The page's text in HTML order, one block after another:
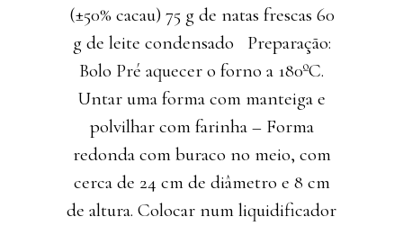
(±50% cacau) 75 g de natas frescas 60
g de leite condensado Preparação:
Bolo Pré aquecer o forno a 180ºC.
Untar uma forma com manteiga e
polvilhar com farinha – Forma
redonda com buraco no meio, com
cerca de 24 cm de diâmetro e 8 cm
de altura. Colocar num liquidificador